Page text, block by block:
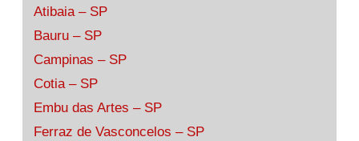
Atibaia – SP
Bauru – SP
Campinas – SP
Cotia – SP
Embu das Artes – SP
Ferraz de Vasconcelos – SP